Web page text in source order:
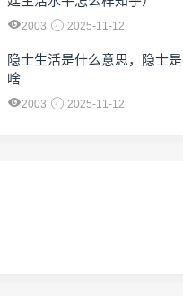
2003 2025-11-12
隐士生活是什么意思，隐士是
啥
2003 2025-11-12